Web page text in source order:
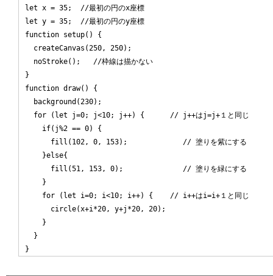
let x = 35;  //最初の円のx座標
let y = 35;  //最初の円のy座標
function setup() {
  createCanvas(250, 250);
  noStroke();   //枠線は描かない
}
function draw() {
  background(230);
  for (let j=0; j<10; j++) {      // j++はj=j+１と同じ
    if(j%2 == 0) {
      fill(102, 0, 153);             // 塗りを紫にする
    }else{
      fill(51, 153, 0);              // 塗りを緑にする
    }
    for (let i=0; i<10; i++) {    // i++はi=i+１と同じ
      circle(x+i*20, y+j*20, 20);
    }
  }